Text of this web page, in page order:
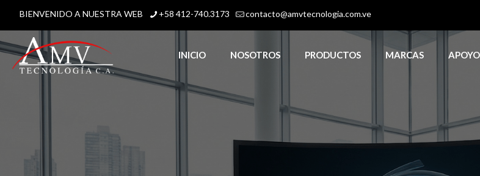
BIENVENIDO A NUESTRA WEB +58 412-740.3173 contacto@amvtecnologia.com.ve
INICIO NOSOTROS PRODUCTOS MARCAS